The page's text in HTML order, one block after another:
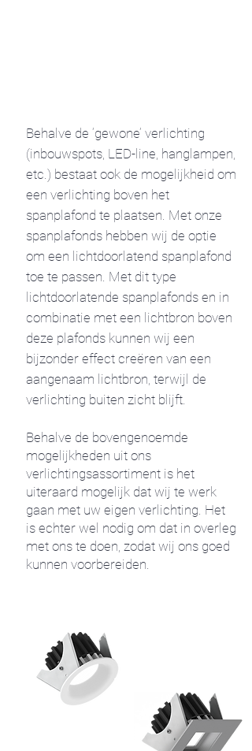
Behalve de ‘gewone’ verlichting
(inbouwspots, LED-line, hanglampen,
etc.) bestaat ook de mogelijkheid om
een verlichting boven het
spanplafond te plaatsen. Met onze
spanplafonds hebben wij de optie
om een lichtdoorlatend spanplafond
toe te passen. Met dit type
lichtdoorlatende spanplafonds en in
combinatie met een lichtbron boven
deze plafonds kunnen wij een
bijzonder effect creëren van een
aangenaam lichtbron, terwijl de
verlichting buiten zicht blijft.
Behalve de bovengenoemde
mogelijkheden uit ons
verlichtingsassortiment is het
uiteraard mogelijk dat wij te werk
gaan met uw eigen verlichting. Het
is echter wel nodig om dat in overleg
met ons te doen, zodat wij ons goed
kunnen voorbereiden.